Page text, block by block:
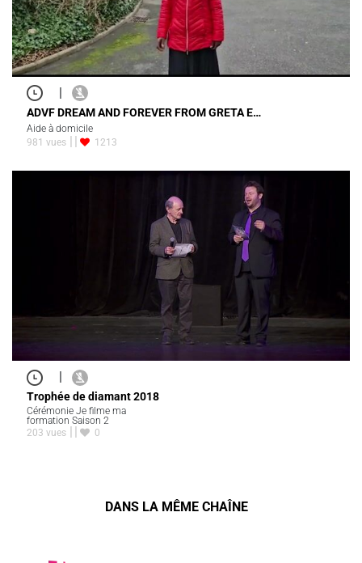
|
ADVF DREAM AND FOREVER FROM GRETA E…
Aide à domicile
981 vues
1213
|
Trophée de diamant 2018
Cérémonie Je filme ma
formation Saison 2
203 vues
0
DANS LA MÊME CHAÎNE